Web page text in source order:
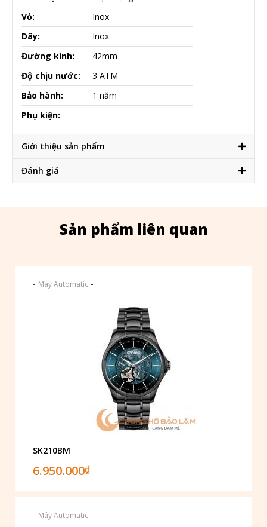
Vỏ:
Inox
Dây:
Inox
Đường kính:
42mm
Độ chịu nước:
3 ATM
Bảo hành:
1 năm
Phụ kiện:
Giới thiệu sản phẩm
Đánh giá
Sản phẩm liên quan
- Máy Automatic -
SK210BM
6.950.000₫
- Máy Automatic -